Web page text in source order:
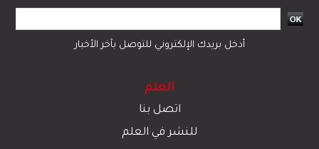
أدخل بريدك الإلكتروني للتوصل بآخر الأخبار
العلم
اتصل بنا
للنشر في العلم